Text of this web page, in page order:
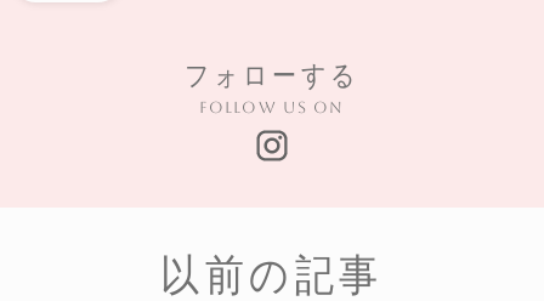
フォローする
Follow us on
以前の記事